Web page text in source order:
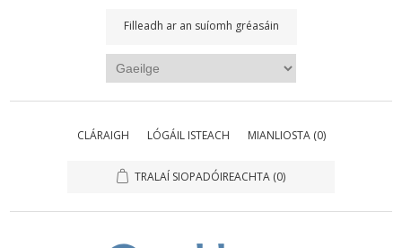
Filleadh ar an suíomh gréasáin
CLÁRAIGH LÓGÁIL ISTEACH MIANLIOSTA (0)
TRALAÍ SIOPADÓIREACHTA (0)